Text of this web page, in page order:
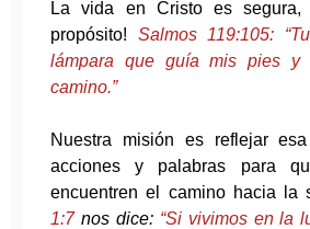
La vida en Cristo es segura,
propósito! Salmos 119:105:
lámpara que guía mis pies
camino.”
Nuestra misión es reflejar
acciones y palabras para
encuentren el camino hacia la
1:7 nos dice:“Si vivimos en la